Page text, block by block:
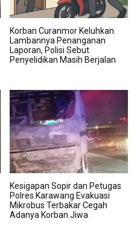
Korban Curanmor Keluhkan
Lambannya Penanganan
Laporan, Polisi Sebut
Penyelidikan Masih Berjalan
Kesigapan Sopir dan Petugas
Polres Karawang Evakuasi
Mikrobus Terbakar Cegah
Adanya Korban Jiwa